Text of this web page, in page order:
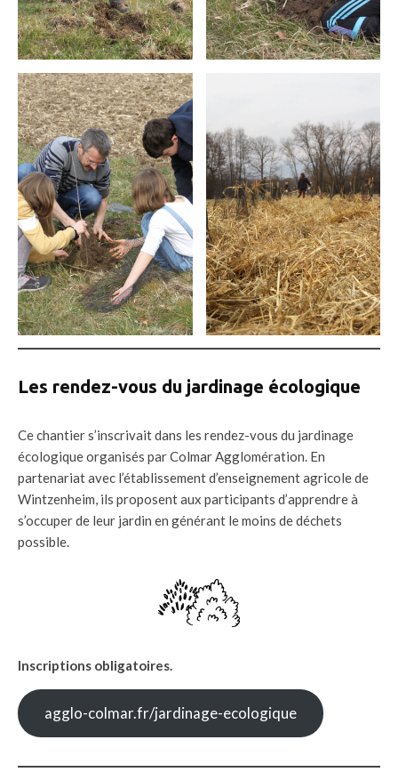
Les rendez-vous du jardinage écologique
Ce chantier s’inscrivait dans les rendez-vous du jardinage
écologique organisés par Colmar Agglomération. En
partenariat avec l’établissement d’enseignement agricole de
Wintzenheim, ils proposent aux participants d’apprendre à
s’occuper de leur jardin en générant le moins de déchets
possible.
Inscriptions obligatoires.
agglo-colmar.fr/jardinage-ecologique